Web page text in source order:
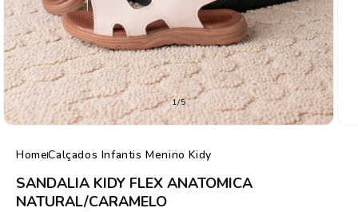
1/de
5
HomeCalçados Infantis Menino Kidy
SANDALIA KIDY FLEX ANATOMICA
NATURAL/CARAMELO